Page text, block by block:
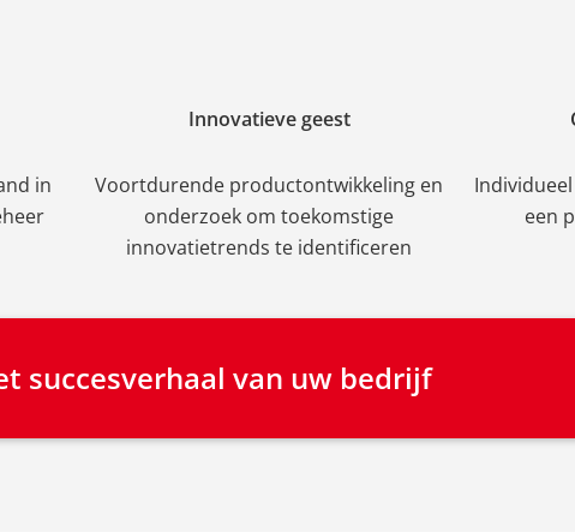
in
Innovatieve geest
Voortdurende productontwikkeling en
onderzoek om toekomstige
innovatietrends te identificeren
een
succesverhaal van uw bedrijf